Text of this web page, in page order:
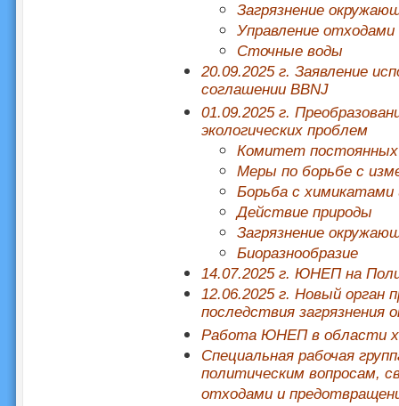
Загрязнение
Управление отходами
Сточные воды
20.09.2025 г. Заявление
соглашении BBNJ
01.09.2025 г.
экологических проблем
Комитет
Меры по борьбе с
Борьба с химикатами
Действие природы
Загрязнение
Биоразнообразие
14.07.2025 г. ЮНЕП на
12.06.2025 г. Новый орган
последствия загрязнения
Работа ЮНЕП в области
Специальная рабочая
политическим вопросам,
отходами и